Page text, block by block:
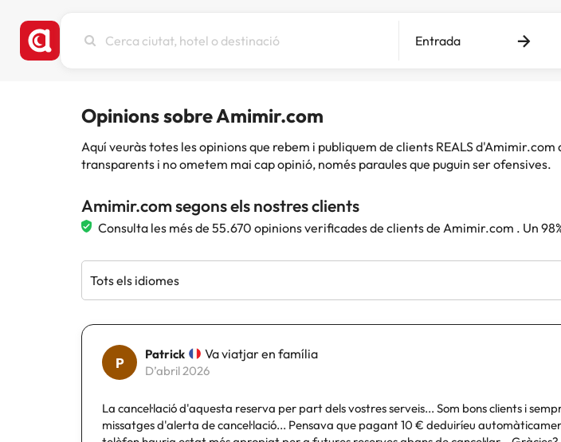
ciutat,
Entrada
Opinions sobre Amimir.com
Aquí veuràs totes les opinions que rebem i publiquem de clients REALS
transparents i no ometem mai cap opinió, només paraules que puguin ser ofensives.
Amimir.com segons els nostres clients
Consulta les més de 55.670 opinions verificades de clients de Amimir.com . Un